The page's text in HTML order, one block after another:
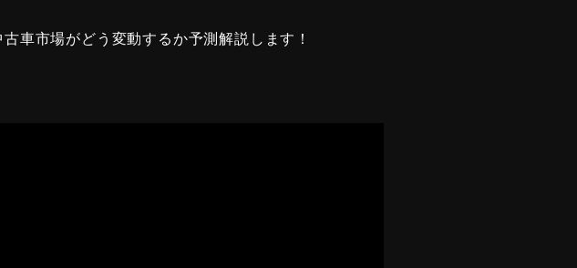
車市場がどう変動するか予測解説します！